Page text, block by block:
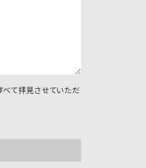
べて拝見させていただ